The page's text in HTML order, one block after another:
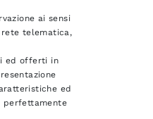
ai sensi
telematica,
ed offerti in
ed
perfettamente